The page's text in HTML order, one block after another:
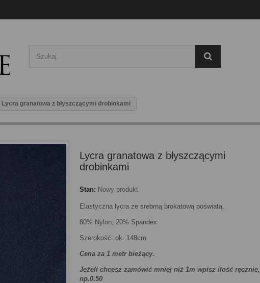
Lycra granatowa z błyszczącymi drobinkami
Lycra granatowa z błyszczącymi
drobinkami
Stan: Nowy produkt
Elastyczna lycra ze srebrną brokatową poświatą.
80% Nylon, 20% Spandex
Szerokość: ok. 148cm.
Cena za 1 metr bieżący.
Jeżeli chcesz zamówić mniej niż 1m wpisz ilość ręcznie,
np.0.50